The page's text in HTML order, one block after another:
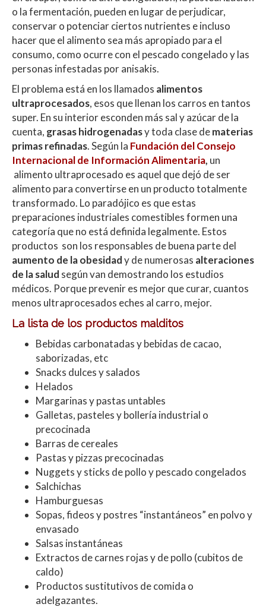
o la fermentación, pueden en lugar de perjudicar,
conservar o potenciar ciertos nutrientes e incluso
hacer que el alimento sea más apropiado para el
consumo, como ocurre con el pescado congelado y las
personas infestadas por anisakis.
El problema está en los llamados alimentos
ultraprocesados, esos que llenan los carros en tantos
super. En su interior esconden más sal y azúcar de la
cuenta, grasas hidrogenadasy toda clase dematerias
primas refinadas. Según la Fundación del Consejo
Internacional de Información Alimentaria, un
alimento ultraprocesado es aquel que dejó de ser
alimento para convertirse en un producto totalmente
transformado. Lo paradójico es que estas
preparaciones industriales comestibles formen una
categoría que no está definida legalmente. Estos
productos son los responsables de buena parte del
aumento de la obesidady de numerosas alteraciones
de la salud según van demostrando los estudios
médicos. Porque prevenir es mejor que curar, cuantos
menos ultraprocesados eches al carro, mejor.
La lista de los productos malditos
Bebidas carbonatadas y bebidas de cacao,
saborizadas, etc
Snacks dulces y salados
Helados
Margarinas y pastas untables
Galletas, pasteles y bollería industrial o
precocinada
Barras de cereales
Pastas y pizzas precocinadas
Nuggets y sticks de pollo y pescado congelados
Salchichas
Hamburguesas
Sopas, fideos y postres “instantáneos” en polvo y
envasado
Salsas instantáneas
Extractos de carnes rojas y de pollo (cubitos de
caldo)
Productos sustitutivos de comida o
adelgazantes.